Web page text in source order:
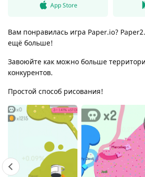
App Store
Вам понравилась игра Paper.io?
ещё больше!
Завоюйте как можно больше
конкурентов.
Простой способ рисования!